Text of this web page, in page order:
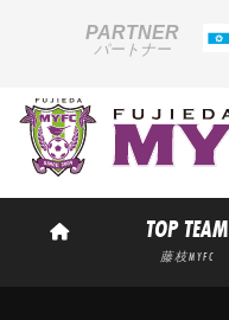
PARTNER
パートナー
TOP TEAM
藤枝MYFC